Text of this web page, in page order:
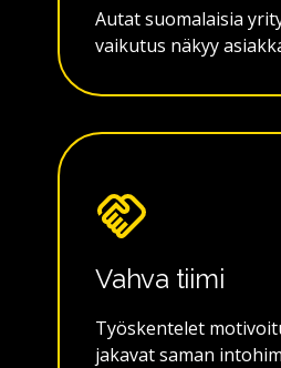
Autat suomalaisia
vaikutus näkyy
Vahva tiimi
Työskentelet
jakavat saman